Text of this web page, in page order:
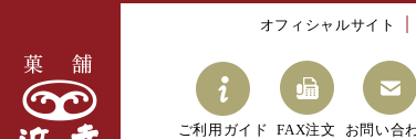
オフィシャルサイト
ご利用ガイド FAX注文 お問い合